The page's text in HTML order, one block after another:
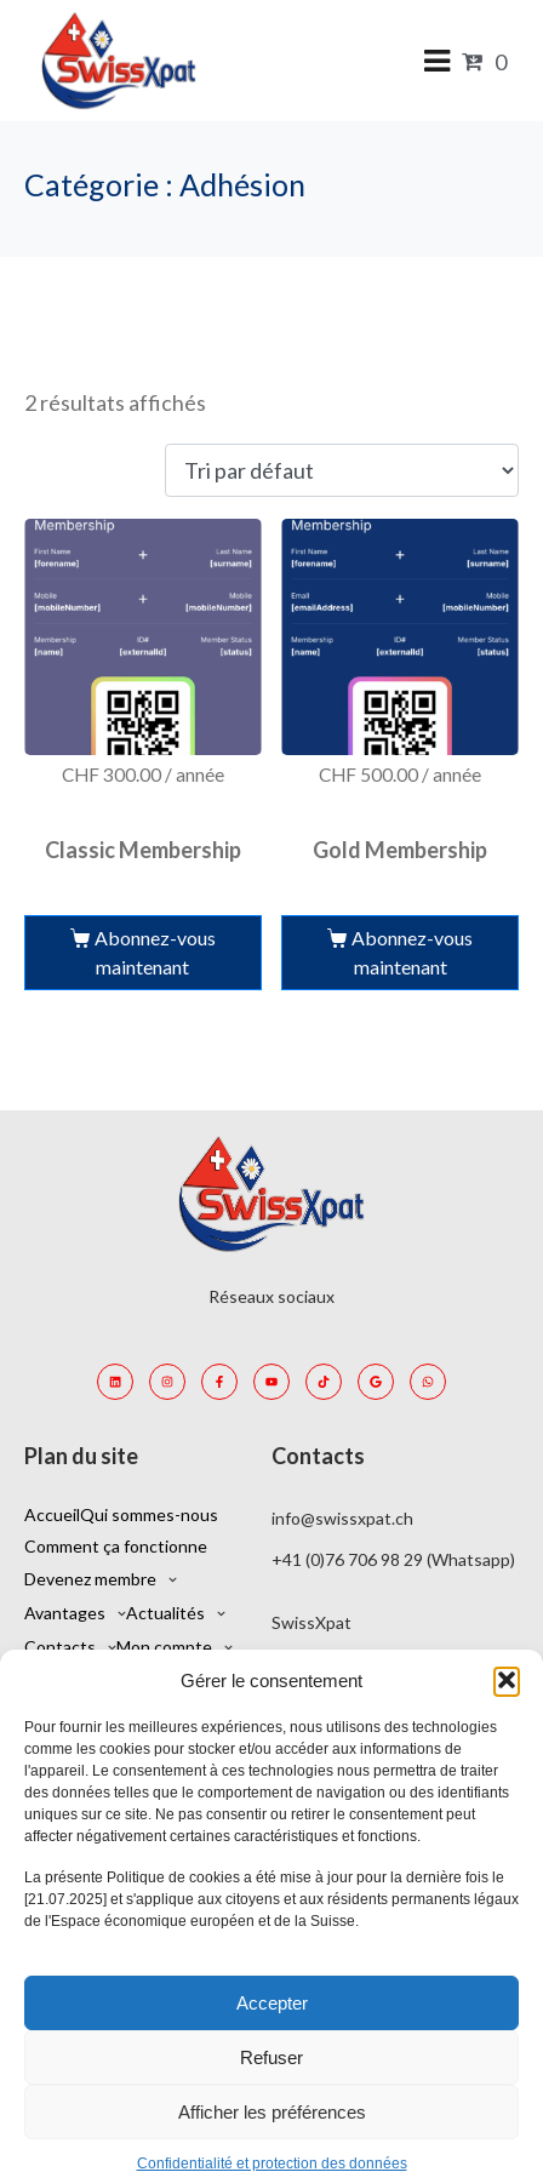
Gérer le consentement
Pour fournir les meilleures expériences, nous utilisons des technologies
comme les cookies pour stocker et/ou accéder aux informations de
l'appareil. Le consentement à ces technologies nous permettra de traiter
des données telles que le comportement de navigation ou des identifiants
uniques sur ce site. Ne pas consentir ou retirer le consentement peut
affecter négativement certaines caractéristiques et fonctions.
La présente Politique de cookies a été mise à jour pour la dernière fois le
[21.07.2025] et s'applique aux citoyens et aux résidents permanents légaux
de l'Espace économique européen et de la Suisse.
Accepter
Refuser
Afficher les préférences
Confidentialité et protection des données
0
Catégorie : Adhésion
2 résultats affichés
CHF300.00 / année
Classic Membership
Abonnez-vous
maintenant
CHF 500.00 / année
Gold Membership
Abonnez-vous
maintenant
Réseaux sociaux
Plan du site
AccueilQui sommes-nous
Comment ça fonctionne
Devenez membre
Avantages
Actualités
Contacts
Mon compte
Contacts
info@swissxpat.ch
+41 (0)76 706 98 29 (Whatsapp)
SwissXpat
6900 Lugano TI
Suisse
Politique de confidentialité
Deutsch Français
Русский Português